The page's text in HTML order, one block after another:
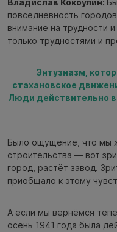
Владислав Кокоулин:
повседневность
внимание на трудности
только трудностями и
Энтузиазм,
стахановское
Люди действительно
Было ощущение, что мы
строительства — вот
город, растёт завод.
приобщало к этому
А если мы вернёмся
осень 1941 года была